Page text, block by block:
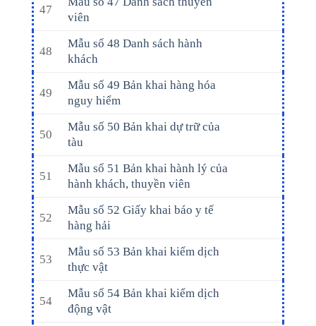
47
viên
48
Mẫu số 48 Danh sách hành
khách
49
Mẫu số 49 Bản khai hàng hóa
nguy hiểm
50
Mẫu số 50 Bản khai dự trữ của
tàu
51
Mẫu số 51 Bản khai hành lý của
hành khách, thuyền viên
52
Mẫu số 52 Giấy khai báo y tế
hàng hải
53
Mẫu số 53 Bản khai kiểm dịch
thực vật
54
Mẫu số 54 Bản khai kiểm dịch
động vật